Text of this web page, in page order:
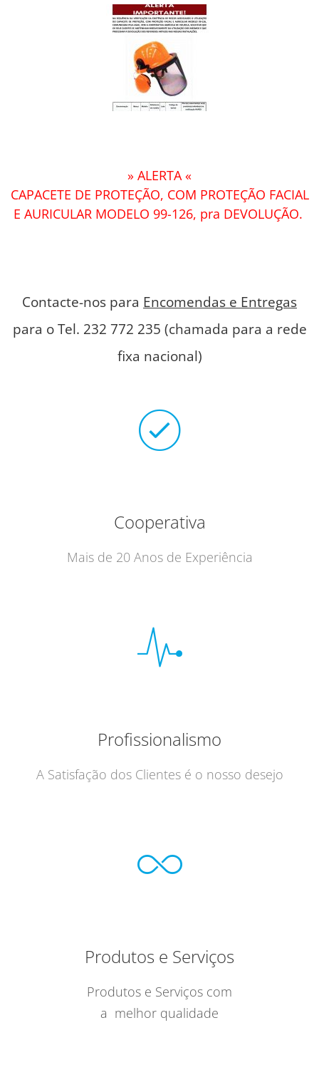
» ALERTA «
CAPACETE DE PROTEÇÃO, COM PROTEÇÃO FACIAL
E AURICULAR MODELO 99-126, pra DEVOLUÇÃO.
Contacte-nos para Encomendas e Entregas
para o Tel. 232 772 235 (chamada para a rede
fixa nacional)
Cooperativa
Mais de 20 Anos de Experiência
Profissionalismo
A Satisfação dos Clientes é o nosso desejo
Produtos e Serviços
Produtos e Serviços com
a melhor qualidade